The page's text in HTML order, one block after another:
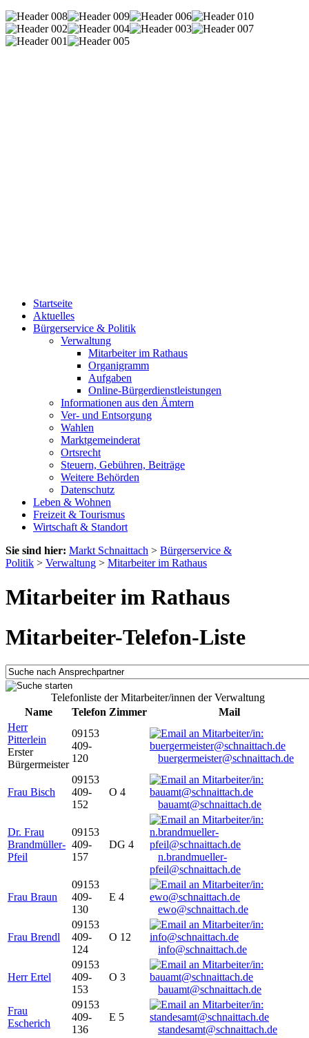
Startseite
Aktuelles
Bürgerservice & Politik
Verwaltung
Mitarbeiter im Rathaus
Organigramm
Aufgaben
Online-Bürgerdienstleistungen
Informationen aus den Ämtern
Ver- und Entsorgung
Wahlen
Marktgemeinderat
Ortsrecht
Steuern, Gebühren, Beiträge
Weitere Behörden
Datenschutz
Leben & Wohnen
Freizeit & Tourismus
Wirtschaft & Standort
Sie sind hier: Markt Schnaittach > Bürgerservice &
Politik > Verwaltung > Mitarbeiter im Rathaus
Mitarbeiter im Rathaus
Mitarbeiter-Telefon-Liste
Telefonliste der Mitarbeiter/innen der Verwaltung
Name
Telefon Zimmer
Mail
Herr
Pitterlein
Erster
Bürgermeister
09153
409-
120
buergermeister@schnaittach.de
Frau Bisch
09153
409-
152
O 4
bauamt@schnaittach.de
Dr. Frau
Brandmüller-
Pfeil
09153
409-
157
DG 4
n.brandmueller-
pfeil@schnaittach.de
Frau Braun
09153
409-
130
E 4
ewo@schnaittach.de
Frau Brendl
09153
409-
124
O 12
info@schnaittach.de
Herr Ertel
09153
409-
153
O 3
bauamt@schnaittach.de
Frau
Escherich
09153
409-
136
E 5
standesamt@schnaittach.de